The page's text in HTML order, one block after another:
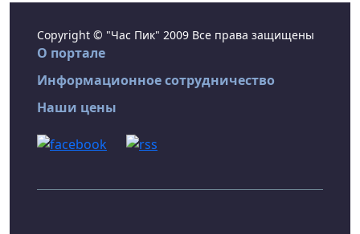
Copyright © "Час Пик" 2009 Все права защищены
О портале
Информационное сотрудничество
Наши цены